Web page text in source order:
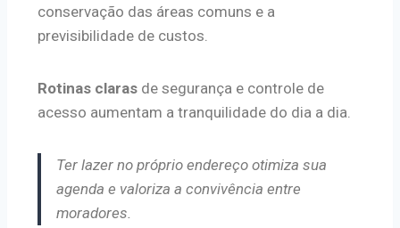
conservação das áreas comuns e a
previsibilidade de custos.
Rotinas claras de segurança e controle de
acesso aumentam a tranquilidade do dia a dia.
Ter lazer no próprio endereço otimiza sua
agenda e valoriza a convivência entre
moradores.